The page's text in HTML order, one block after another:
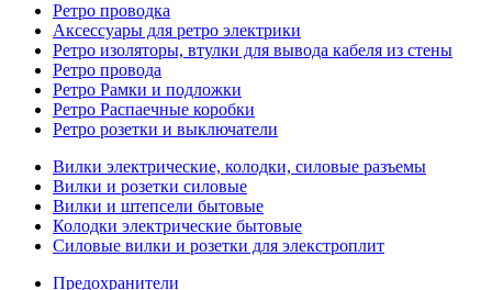
Ретро проводка
Аксессуары для ретро электрики
Ретро изоляторы, втулки для вывода кабеля из стены
Ретро провода
Ретро Рамки и подложки
Ретро Распаечные коробки
Ретро розетки и выключатели
Вилки электрические, колодки, силовые разъемы
Вилки и розетки силовые
Вилки и штепсели бытовые
Колодки электрические бытовые
Силовые вилки и розетки для элекстроплит
Предохранители